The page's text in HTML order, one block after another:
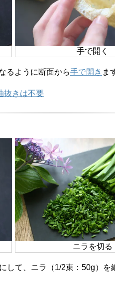
手で開く
るように断面から手で開き ま
抜きは不要
ニラを切る
にして、ニラ（1/2束：50g）を